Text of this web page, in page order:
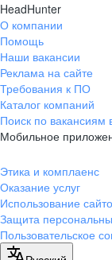
HeadHunter
О компании
Помощь
Наши вакансии
Реклама на сайте
Требования к ПО
Каталог компаний
Поиск по вакансиям
Мобильное
Этика и комплаенс
Оказание услуг
Использование
Защита
Пользовательское